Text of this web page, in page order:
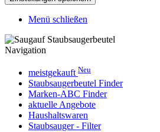
Menü schließen
Navigation
meistgekauft Neu
Staubsaugerbeutel Finder
Marken-ABC Finder
aktuelle Angebote
Haushaltswaren
Staubsauger - Filter